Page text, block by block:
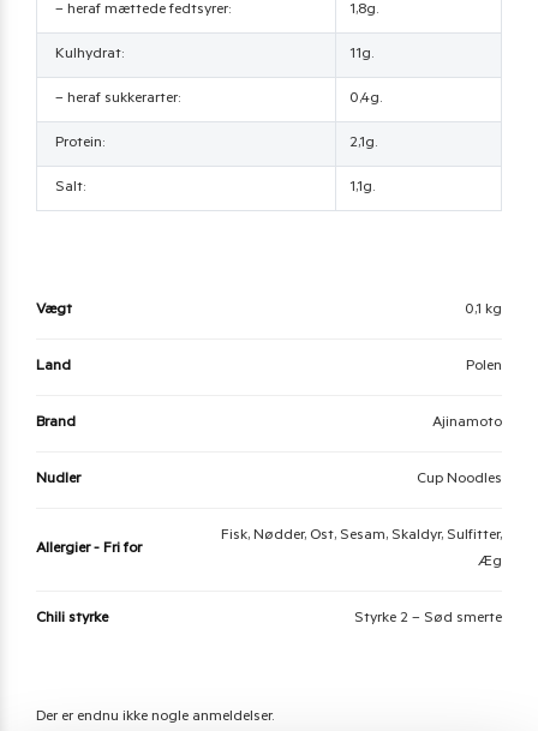
– heraf mættede fedtsyrer: 1,8g.
Kulhydrat: 11g.
– heraf sukkerarter: 0,4g.
Protein: 2,1g.
Salt: 1,1g.
Vægt 0,1 kg
Land Polen
Brand Ajinamoto
Nudler Cup Noodles
Allergier - Fri for
Fisk, Nødder, Ost, Sesam, Skaldyr, Sulfitter,
Æg
Chili styrke Styrke 2 – Sød smerte
Der er endnu ikke nogle anmeldelser.